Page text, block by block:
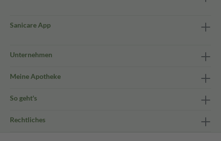
Sanicare App
Unternehmen
Meine Apotheke
So geht's
Rechtliches